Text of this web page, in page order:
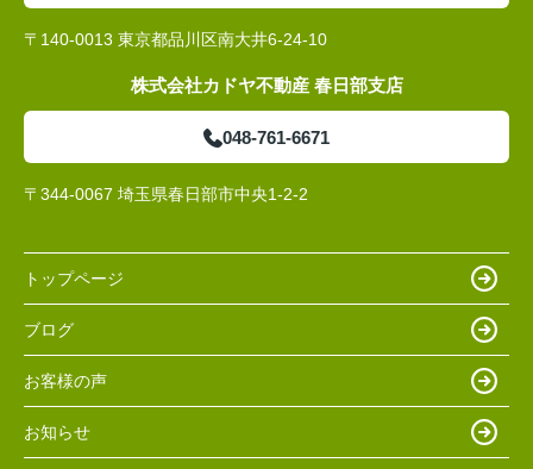
〒140-0013 東京都品川区南大井6-24-10
株式会社カドヤ不動産 春日部支店
048-761-6671
〒344-0067 埼玉県春日部市中央1-2-2
トップページ
ブログ
お客様の声
お知らせ